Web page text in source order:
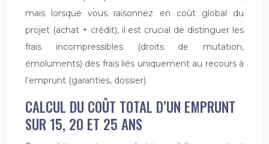
mais lorsque vous raisonnez en coût global du
projet (achat + crédit), il est crucial de distinguer les
frais incompressibles (droits de mutation,
émoluments) des frais liés uniquement au recours à
l’emprunt (garanties, dossier).
CALCUL DU COÛT TOTAL D’UN EMPRUNT
SUR 15, 20 ET 25 ANS